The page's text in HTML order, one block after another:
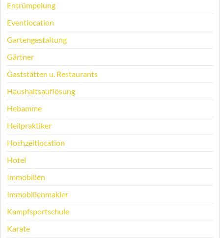
Entrümpelung
Eventlocation
Gartengestaltung
Gärtner
Gaststätten u. Restaurants
Haushaltsauflösung
Hebamme
Heilpraktiker
Hochzeitlocation
Hotel
Immobilien
Immobilienmakler
Kampfsportschule
Karate